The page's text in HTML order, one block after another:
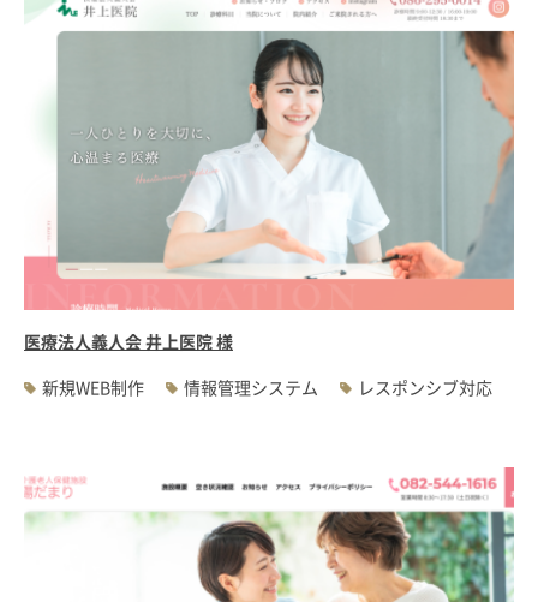
医療法人義人会 井上医院 様
新規WEB制作
情報管理システム レスポンシブ対応